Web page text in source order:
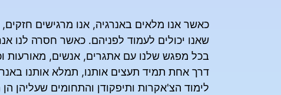
כאשר אנו מלאים באנרגיה, אנו מרגישים
שאנו יכולים לעמוד לפניהם. כאשר חסרה לנו
בכל מפגש שלנו עם אתגרים, אנשים, מאורעות
דרך אחת תמיד תעצים אותנו, תמלא אותנו
לימוד הצ'אקרות ותיפקודן והתחומים שעליהן